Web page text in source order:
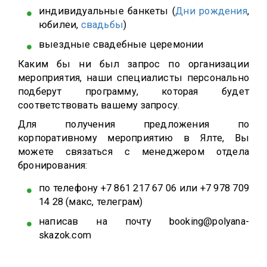
индивидуальные банкеты (Дни рождения,
юбилеи, свадьбы)
выездные свадебные церемонии
Каким бы ни был запрос по организации
мероприятия, наши специалисты персонально
подберут программу, которая будет
соответствовать вашему запросу.
Для получения предложения по
корпоративному мероприятию в Ялте, Вы
можете связаться с менеджером отдела
бронирования:
по телефону +7 861 217 67 06 или ​+7 978 709
14 28 (макс, телеграм)
написав на почту booking@polyana-
skazok.com